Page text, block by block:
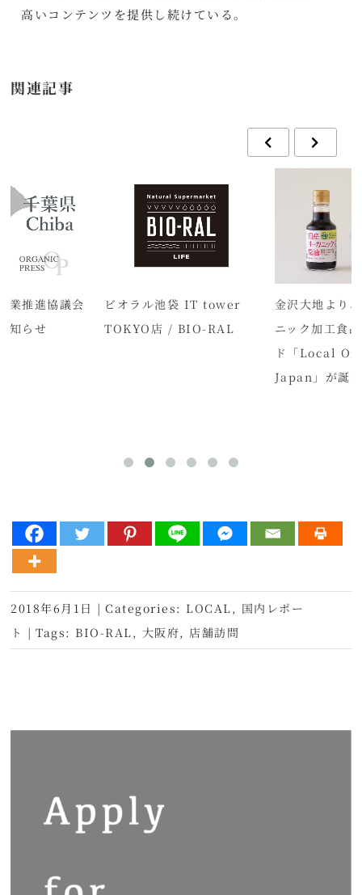
高いコンテンツを提供し続けている。
関連記事
業推進協議会
知らせ
ビオラル池袋 IT tower
TOKYO店 / BIO-RAL
金沢大地より
ニック加工食
ド「Local
Japan」が誕
2018年6月1日 | Categories: LOCAL, 国内レポー
ト | Tags:BIO-RAL, 大阪府, 店舗訪問